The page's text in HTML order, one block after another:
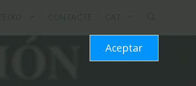
Aceptar